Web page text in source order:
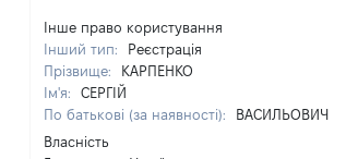
Інше право користування
Інший тип:
Реєстрація
Прізвище:
КАРПЕНКО
Ім'я:
СЕРГІЙ
По батькові (за наявності):
ВАСИЛЬОВИЧ
Власність